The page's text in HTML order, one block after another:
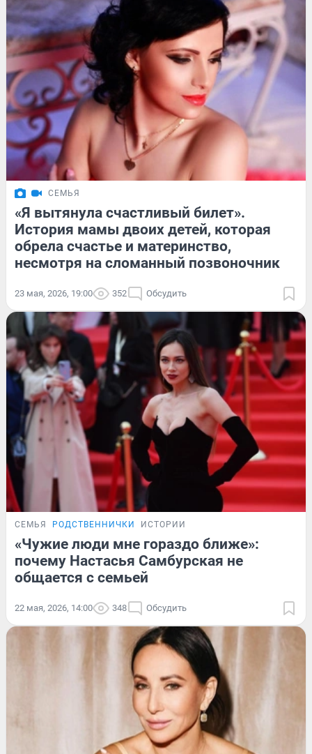
СЕМЬЯ
«Я вытянула счастливый билет».
История мамы двоих детей, которая
обрела счастье и материнство,
несмотря на сломанный позвоночник
23 мая, 2026, 19:00 352 Обсудить
СЕМЬЯ РОДСТВЕННИЧКИ ИСТОРИИ
«Чужие люди мне гораздо ближе»:
почему Настасья Самбурская не
общается с семьей
22 мая, 2026, 14:00 348 Обсудить